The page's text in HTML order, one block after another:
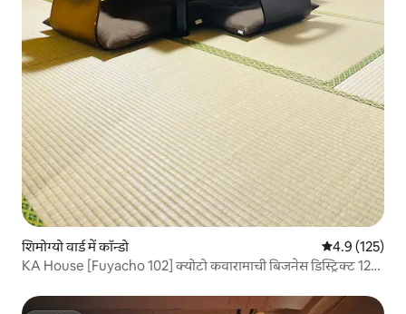
शिमोग्यो वार्ड में कॉन्डो औसत रेटिंग 5 में
4.9 (125)
KA House [Fuyacho 102] क्योटो कवारामाची बिजनेस डिस्ट्रिक्ट 12